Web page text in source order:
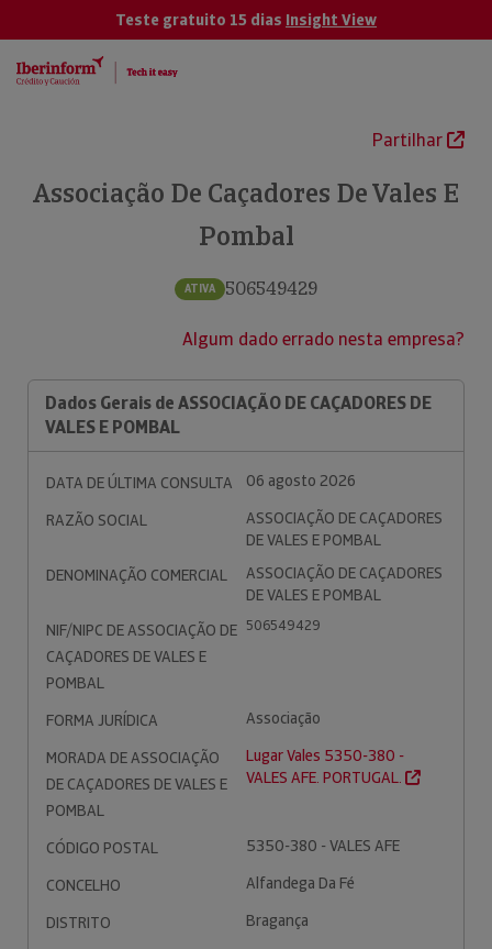
Teste gratuito 15 dias Insight View
Partilhar
Associação De Caçadores De Vales E
Pombal
ATIVA 506549429
Algum dado errado nesta empresa?
Dados Gerais de ASSOCIAÇÃO DE CAÇADORES DE
VALES E POMBAL
DATA DE ÚLTIMA CONSULTA
06 agosto 2026
RAZÃO SOCIAL
ASSOCIAÇÃO DE CAÇADORES
DE VALES E POMBAL
DENOMINAÇÃO COMERCIAL
ASSOCIAÇÃO DE CAÇADORES
DE VALES E POMBAL
NIF/NIPC DE ASSOCIAÇÃO DE
CAÇADORES DE VALES E
POMBAL
506549429
FORMA JURÍDICA
Associação
MORADA DE ASSOCIAÇÃO
DE CAÇADORES DE VALES E
POMBAL
Lugar Vales 5350-380 -
VALES AFE. PORTUGAL.
CÓDIGO POSTAL
5350-380 - VALES AFE
CONCELHO
Alfandega Da Fé
DISTRITO
Bragança